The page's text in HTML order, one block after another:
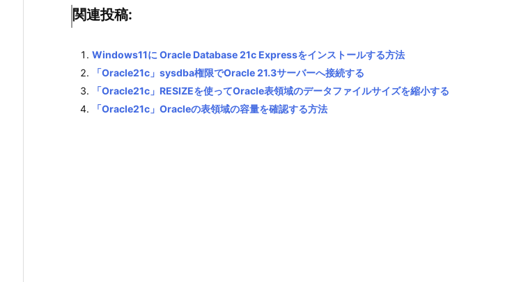
関連投稿:
Windows11に Oracle Database 21c Expressをインストールする方法
「Oracle21c」sysdba権限でOracle 21.3サーバーへ接続する
「Oracle21c」RESIZEを使ってOracle表領域のデータファイルサイズを縮小する
「Oracle21c」Oracleの表領域の容量を確認する方法